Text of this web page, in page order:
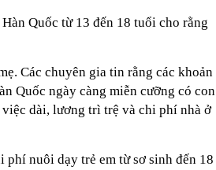
Quốc từ 13 đến 18 tuổi cho rằng
Các chuyên gia tin rằng các khoản
Quốc ngày càng miễn cưỡng có con
dài, lương trì trệ và chi phí nhà ở
nuôi dạy trẻ em từ sơ sinh đến 18